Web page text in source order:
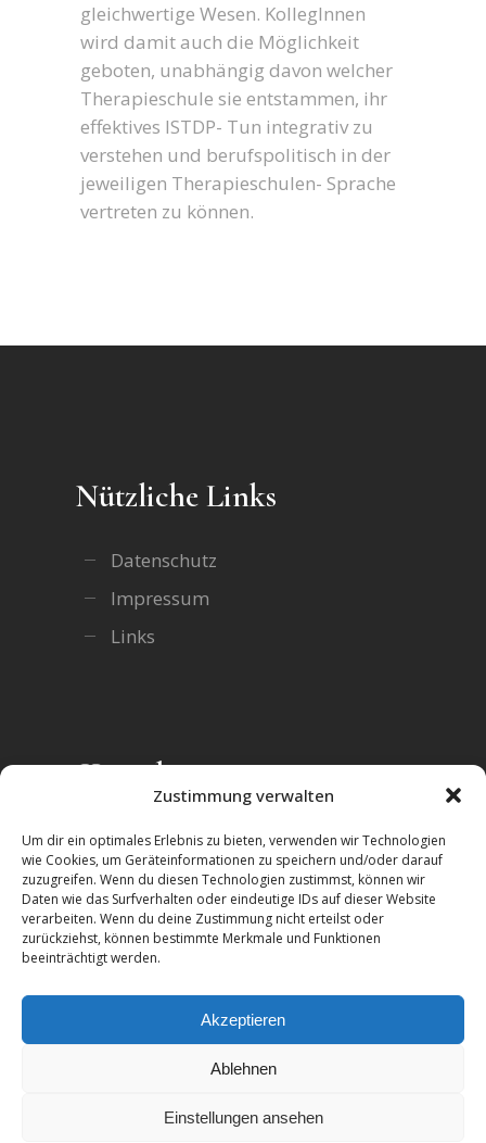
Zustimmung verwalten
Um dir ein optimales Erlebnis zu bieten, verwenden wir Technologien
wie Cookies, um Geräteinformationen zu speichern und/oder darauf
zuzugreifen. Wenn du diesen Technologien zustimmst, können wir
Daten wie das Surfverhalten oder eindeutige IDs auf dieser Website
verarbeiten. Wenn du deine Zustimmung nicht erteilst oder
zurückziehst, können bestimmte Merkmale und Funktionen
beeinträchtigt werden.
Akzeptieren
Ablehnen
Einstellungen ansehen
gleichwertige Wesen. KollegInnen
wird damit auch die Möglichkeit
geboten, unabhängig davon welcher
Therapieschule sie entstammen, ihr
effektives ISTDP- Tun integrativ zu
verstehen und berufspolitisch in der
jeweiligen Therapieschulen- Sprache
vertreten zu können.
Nützliche Links
Datenschutz
Impressum
Links
Kontakt
Zentrum für integrative ISTDP gUG
(haftungsbeschränkt)
Alttrachau 35
01139 Dresden
Telefon:+49-(351)-417241225